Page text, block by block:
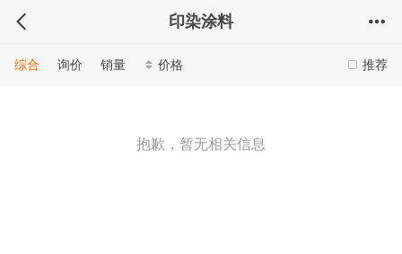
印染涂料
推荐
综合 询价 销量 价格
抱歉，暂无相关信息